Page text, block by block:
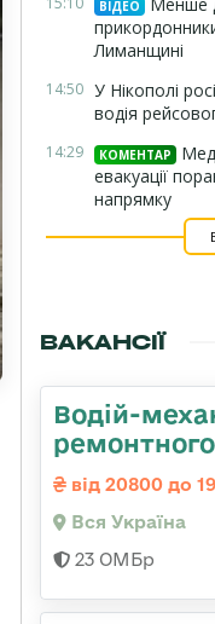
ВІДЕО
Лиманщині
14:50 У Нікополі
водія
14:29 КОМЕНТАР
евакуації
напрямку
ВАКАНСІЇ
Водій-
ремонтного
від 20800 до
Вся Україна
23 ОМБр